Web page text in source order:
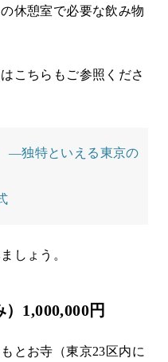
休憩室で必要な飲み物
こちらもご参照くださ
―独特といえる東京の
しょう。
1,000,000円
とお寺（東京23区内に